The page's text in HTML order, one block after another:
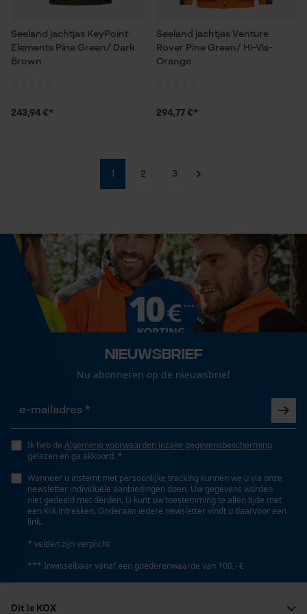
Seeland jachtjas KeyPoint
Elements Pine Green/ Dark
Brown
243,94 €*
Seeland jachtjas Venture
Rover Pine Green/ Hi-Vis-
Orange
294,77 €*
1 2 3
Nieuwsbrief
Nu abonneren op de nieuwsbrief
Ik heb de Algemene voorwaarden inzake gegevensbescherming
gelezen en ga akkoord. *
Wanneer u instemt met persoonlijke tracking kunnen we u via onze
newsletter individuele aanbiedingen doen. Uw gegevens worden
niet gedeeld met derden. U kunt uw toestemming te allen tijde met
een klik intrekken. Onderaan iedere newsletter vindt u daarvoor een
link.
* velden zijn verplicht
*** Inwisselbaar vanaf een goederenwaarde van 100,- €
Dit is KOX
Mouseflow Web Analytics Tool
Fact-Finder Tracking
Opgeslagen winkelwagen
Persoonlijke begroeting
Geo-IP en gebruikersdetectie
YouTube-video's
Google Maps
Google Global Site Tag
Microsoft Advertising Universal
Event Tracking
Survicate